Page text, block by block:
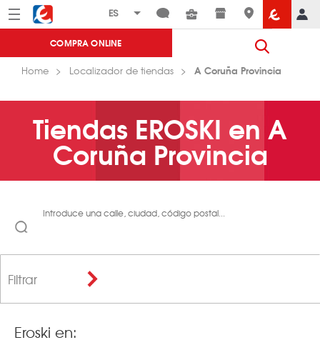
Menú Eroski
COMPRA ONLINE
Home Localizador de tiendas A Coruña Provincia
Tiendas EROSKI en A
Coruña Provincia
Introduce una calle, ciudad, código postal...
Eroski en: